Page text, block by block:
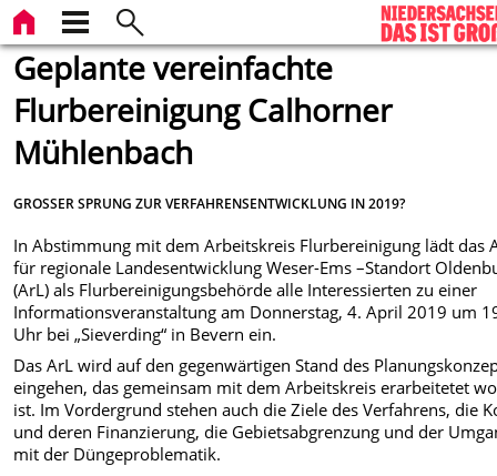
Geplante vereinfachte
Flurbereinigung Calhorner
Mühlenbach
GROSSER SPRUNG ZUR VERFAHRENSENTWICKLUNG IN 2019?
In Abstimmung mit dem Arbeitskreis Flurbereinigung lädt das
für regionale Landesentwicklung Weser-Ems –Standort
(ArL) als Flurbereinigungsbehörde alle Interessierten zu einer
Informationsveranstaltung am Donnerstag, 4. April 2019 um
Uhr bei „Sieverding“ in Bevern ein.
Das ArL wird auf den gegenwärtigen Stand des
eingehen, das gemeinsam mit dem Arbeitskreis erarbeitetet
ist. Im Vordergrund stehen auch die Ziele des Verfahrens, die
und deren Finanzierung, die Gebietsabgrenzung und der
mit der Düngeproblematik.